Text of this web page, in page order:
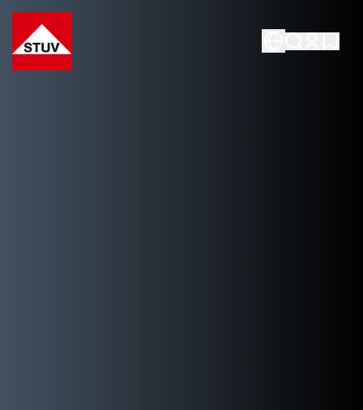
Go To the Homepage